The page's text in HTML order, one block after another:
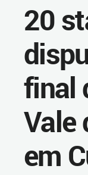
20
final
Vale
em